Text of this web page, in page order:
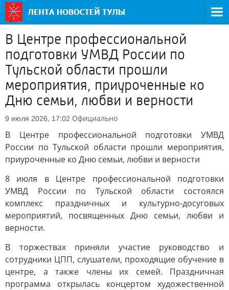
В Центре профессиональной
подготовки УМВД России по
Тульской области прошли
мероприятия, приуроченные ко
Дню семьи, любви и верности
9 июля 2026, 17:02 Официально
В Центре профессиональной подготовки УМВД
России по Тульской области прошли мероприятия,
приуроченные ко Дню семьи, любви и верности
8 июля в Центре профессиональной подготовки
УМВД России по Тульской области состоялся
комплекс праздничных и культурно-досуговых
мероприятий, посвященных Дню семьи, любви и
верности.
В торжествах приняли участие руководство и
сотрудники ЦПП, слушатели, проходящие обучение в
центре, а также члены их семей. Праздничная
программа открылась концертом художественной